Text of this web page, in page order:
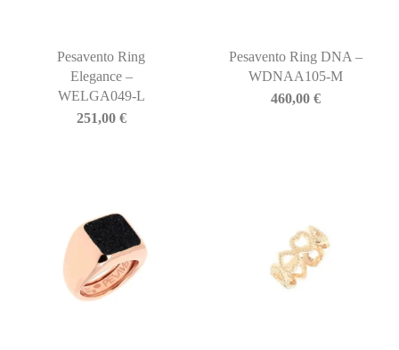
Pesavento Ring
Elegance –
WELGA049-L
251,00 €
Pesavento Ring DNA –
WDNAA105-M
460,00€